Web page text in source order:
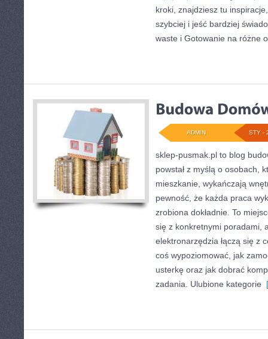
kroki, znajdziesz tu
szybciej i jeść bardziej
waste i Gotowanie na różne
STY -
ADMIN
sklep-pusmak.pl to blog
powstał z myślą o osobach,
mieszkanie, wykańczają
pewność, że każda praca
zrobiona dokładnie. To
się z konkretnymi poradami,
elektronarzędzia łączą się z
coś wypoziomować, jak
usterkę oraz jak dobrać
zadania. Ulubione kategorie